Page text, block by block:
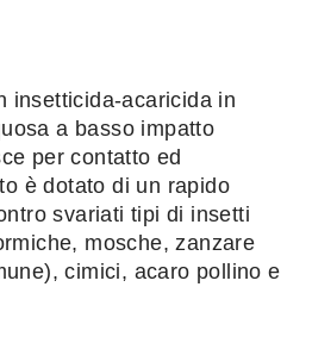
insetticida-acaricida in
a basso impatto
per contatto ed
è dotato di un rapido
svariati tipi di insetti
mosche, zanzare
cimici, acaro pollino e